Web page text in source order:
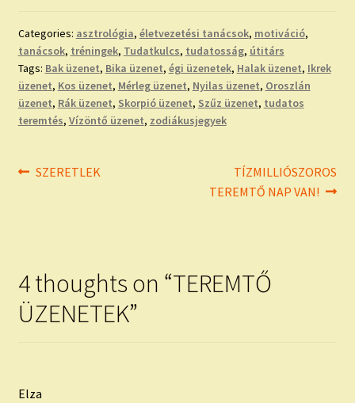
Categories: asztrológia, életvezetési tanácsok, motiváció,
tanácsok, tréningek, Tudatkulcs, tudatosság, útitárs
Tags: Bak üzenet, Bika üzenet, égi üzenetek, Halak üzenet, Ikrek
üzenet, Kos üzenet, Mérleg üzenet, Nyilas üzenet, Oroszlán
üzenet, Rák üzenet, Skorpió üzenet, Szűz üzenet, tudatos
teremtés, Vízöntő üzenet, zodiákusjegyek
Bejegyzés
Previous
SZERETLEK
Next
post:
TÍZMILLIÓSZOROS
TEREMTŐ NAP VAN!
4 thoughts on “TEREMTŐ
ÜZENETEK”
Elza